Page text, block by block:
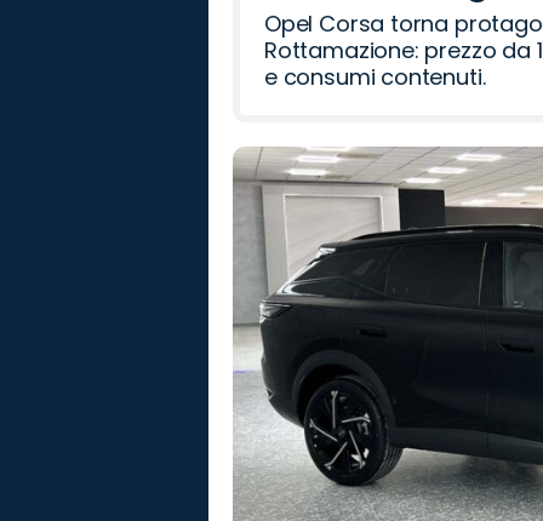
Opel Corsa torna
Rottamazione: prezzo da
e consumi contenuti.